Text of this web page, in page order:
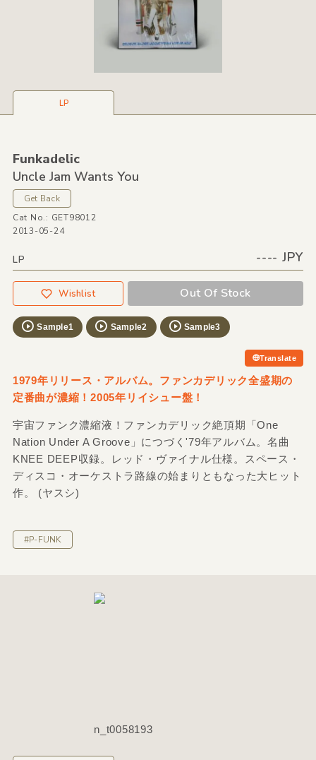
LP
Funkadelic
Uncle Jam Wants You
Get Back
Cat No.: GET98012
2013-05-24
LP ---- JPY
Wishlist Out Of Stock
Sample1 Sample2 Sample3
Translate
1979年リリース・アルバム。ファンカデリック全盛期の
定番曲が濃縮！2005年リイシュー盤！
宇宙ファンク濃縮液！ファンカデリック絶頂期「One
Nation Under A Groove」につづく'79年アルバム。名曲
KNEE DEEP収録。レッド・ヴァイナル仕様。スペース・
ディスコ・オーケストラ路線の始まりともなった大ヒット
作。 (ヤスシ)
#P-FUNK
n_t0058193